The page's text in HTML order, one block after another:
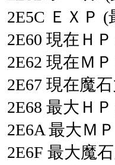
2E5C ＥＸＰ (
2E60 現在ＨＰ
2E62 現在ＭＰ
2E67 現在魔石
2E68 最大ＨＰ
2E6A 最大ＭＰ
2E6F 最大魔